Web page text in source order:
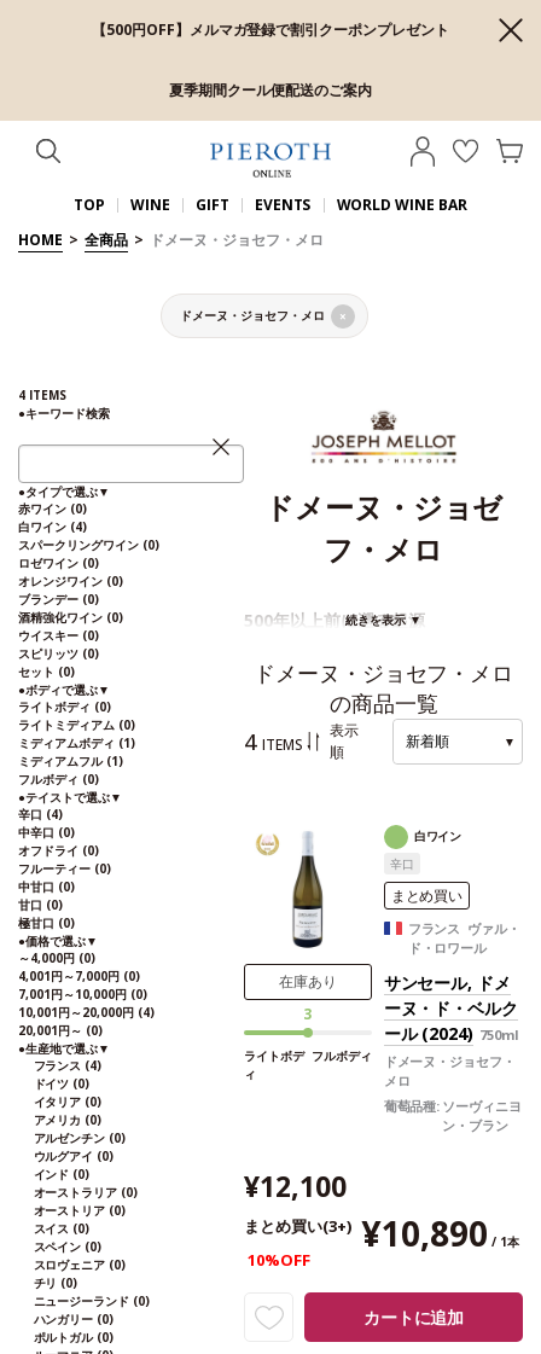
【500円OFF】メルマガ登録で割引クーポンプレゼント
夏季期間クール便配送のご案内
TOP WINE GIFT EVENTS
WORLD WINE BAR
HOME > 全商品 > ドメーヌ・ジョセフ・メロ
ドメーヌ・ジョセフ・メロ ×
4 ITEMS
●キーワード検索
●タイプで選ぶ▼
赤ワイン (0)
白ワイン (4)
スパークリングワイン (0)
ロゼワイン (0)
オレンジワイン (0)
ブランデー (0)
酒精強化ワイン (0)
ウイスキー (0)
スピリッツ (0)
セット (0)
●ボディで選ぶ▼
ライトボディ (0)
ライトミディアム (0)
ミディアムボディ (1)
ミディアムフル (1)
フルボディ (0)
●テイストで選ぶ▼
辛口 (4)
中辛口 (0)
オフドライ (0)
フルーティー (0)
中甘口 (0)
甘口 (0)
極甘口 (0)
●価格で選ぶ▼
～4,000円 (0)
4,001円～7,000円 (0)
7,001円～10,000円 (0)
10,001円～20,000円 (4)
20,001円～ (0)
●生産地で選ぶ▼
フランス (4)
ドイツ (0)
イタリア (0)
アメリカ (0)
アルゼンチン (0)
ウルグアイ (0)
インド (0)
オーストラリア (0)
オーストリア (0)
スイス (0)
スペイン (0)
スロヴェニア (0)
チリ (0)
ニュージーランド (0)
ハンガリー (0)
ポルトガル (0)
ドメーヌ・ジョゼ
フ・メロ
500年以上前に遡る起源
る歴史ある家族経営のドメーヌで、その起源は500
年以上前に遡ります。1513年以来、そのノウハウ
は世代を超えて受け継がれています。中でも、ルイ
14世のワインアドバイザーであったセザール・メ
ロは、その名声により、情熱的なワイン生産者の長
い王朝を発展させることができました。ジョセフ・
ることに取り組んできました。サントル・ロワール
のこの素晴らしい地域に根ざしたドメーヌのワイン
は、旅をするのが好きで、世界中の味覚に出会うの
に適しています。
サントル・ヴァル・ド・ロワールに
大地、葡萄の樹、気候、そして人間の間の自然なバ
豊かさが表現された特別なワインを生産していま
す。ジョセフ・メロは、サントル・ヴァル・ド・ロ
ワールの 8 つのアペラシオン（サンセール、 メヌ
ル・ロワール、カンシー、ルイィ、コトー・デュ・
ジエンノワ、シャトーメイヤン）に葡萄畑を所有し
ています。プイィ・フュメの泥炭質の土壌でも、サ
続きを表示 ▼
ドメーヌ・ジョセフ・メロ
の商品一覧
4 ITEMS
表示
順
新着順 ▼
在庫あり
3
ライトボデ
ィ
フルボディ
白ワイン
辛口
まとめ買い
フランス ヴァル・
ド・ロワール
サンセール, ドメ
ーヌ・ド・ベルク
ール (2024) 750ml
ドメーヌ・ジョセフ・
メロ
葡萄品種: ソーヴィニヨ
ン・ブラン
¥12,100
まとめ買い(3+) ¥10,890 / 1本
10%OFF
カートに追加